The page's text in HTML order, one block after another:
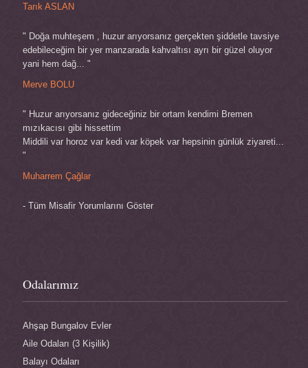
Tarık ASLAN
" Doğa muhteşem , huzur arıyorsanız gerçekten şiddetle tavsiye
edebileceğim bir yer manzarada kahvaltısı ayrı bir güzel oluyor
yani hem dağ... "
Merve BOLU
" Huzur arıyorsanız gideceğiniz bir ortam kendimi Bremen
mızıkacısı gibi hissettim
Middili var horoz var kedi var köpek var hepsinin günlük ziyareti...
"
Muharrem Çağlar
- Tüm Misafir Yorumlarını Göster
Odalarımız
Ahşap Bungalov Evler
Aile Odaları (3 Kişilik)
Balayı Odaları